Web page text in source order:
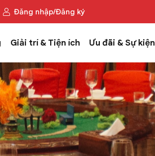
Đăng nhập/Đăng ký
Giải trí & Tiện ích Ưu đãi & Sự kiện